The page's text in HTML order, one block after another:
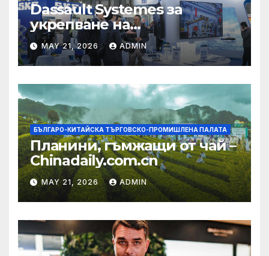
Dassault Systemes за
укрепване на
изграждането на AI
екосистема в Китай
MAY 21, 2026 ADMIN
БЪЛГАРО-КИТАЙСКА ТЪРГОВСКО-ПРОМИШЛЕНА ПАЛАТА
Планини, гъмжащи от чай –
Chinadaily.com.cn
MAY 21, 2026 ADMIN